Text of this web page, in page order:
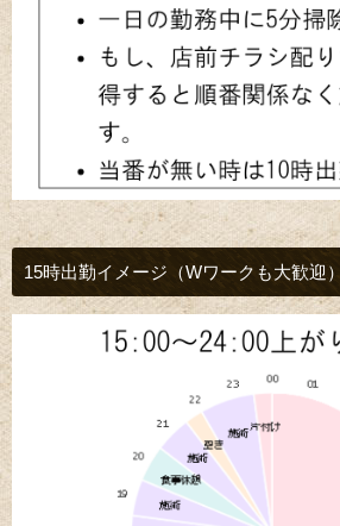
15時出勤イメージ（Wワークも大歓迎）